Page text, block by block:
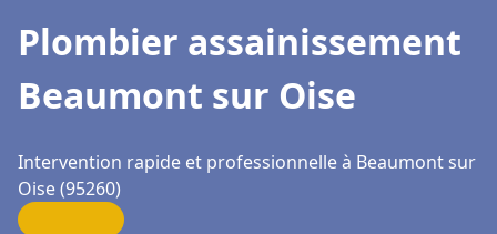
Plombier assainissement
Beaumont sur Oise
Intervention rapide et professionnelle à Beaumont sur
Oise (95260)